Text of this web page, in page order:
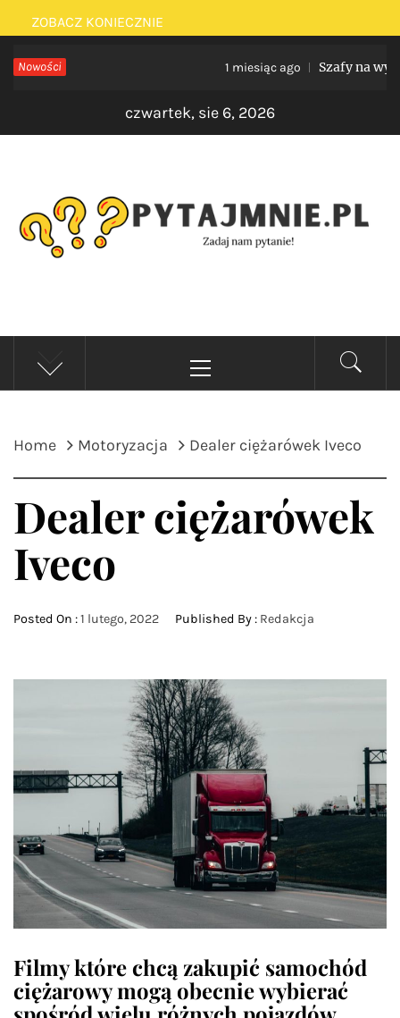
Skip
to
content
ZOBACZ KONIECZNIE
Nowości 1 miesiąc ago Szafy na wymiar
czwartek, sie 6, 2026
PYTAJMNIE.PL
Zadaj nam pytanie!
Menu
Home Motoryzacja Dealer ciężarówek Iveco
Dealer ciężarówek
Iveco
Posted On :1 lutego, 2022 Published By : Redakcja
Filmy które chcą zakupić samochód
ciężarowy mogą obecnie wybierać